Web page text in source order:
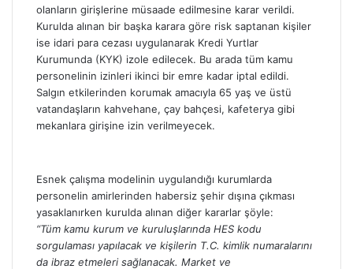
olanların girişlerine müsaade edilmesine karar verildi.
Kurulda alınan bir başka karara göre risk saptanan kişiler
ise idari para cezası uygulanarak Kredi Yurtlar
Kurumunda (KYK) izole edilecek. Bu arada tüm kamu
personelinin izinleri ikinci bir emre kadar iptal edildi.
Salgın etkilerinden korumak amacıyla 65 yaş ve üstü
vatandaşların kahvehane, çay bahçesi, kafeterya gibi
mekanlara girişine izin verilmeyecek.
Esnek çalışma modelinin uygulandığı kurumlarda
personelin amirlerinden habersiz şehir dışına çıkması
yasaklanırken kurulda alınan diğer kararlar şöyle:
“Tüm kamu kurum ve kuruluşlarında HES kodu
sorgulaması yapılacak ve kişilerin T.C. kimlik numaralarını
da ibraz etmeleri sağlanacak. Market ve